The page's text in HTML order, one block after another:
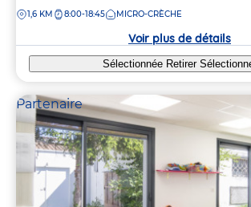
la
DISTANCE
1,6 KM 8:00-18:45 MICRO-CRÈCHE
Voir plus de détails
Sélectionnée Retirer
Partenaire